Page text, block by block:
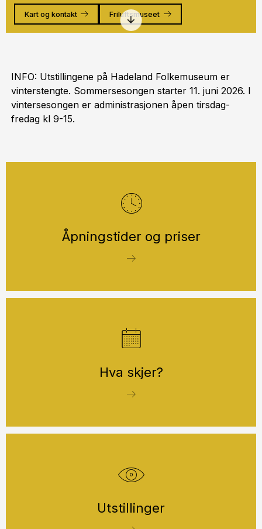
Kart og kontakt Friluftsmuseet
INFO: Utstillingene på Hadeland Folkemuseum er
vinterstengte. Sommersesongen starter 11. juni 2026. I
vintersesongen er administrasjonen åpen tirsdag-
fredag kl 9-15.
Åpningstider og priser
Hva skjer?
Utstillinger